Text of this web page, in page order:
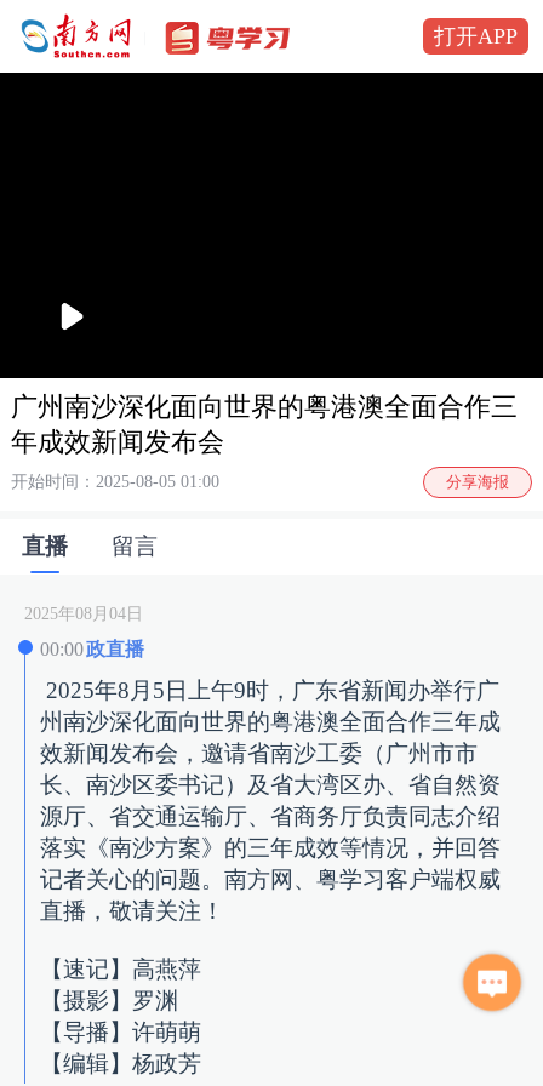
打开APP
播
广州南沙深化面向世界的粤港澳全面合作三
年成效新闻发布会
开始时间：2025-08-05 01:00 分享海报
直播 留言
2025年08月04日
00:00政直播
2025年8月5日上午9时，广东省新闻办举行广
州南沙深化面向世界的粤港澳全面合作三年成
效新闻发布会，邀请省南沙工委（广州市市
长、南沙区委书记）及省大湾区办、省自然资
源厅、省交通运输厅、省商务厅负责同志介绍
落实《南沙方案》的三年成效等情况，并回答
记者关心的问题。南方网、粤学习客户端权威
直播，敬请关注！
【速记】高燕萍
【摄影】罗渊
【导播】许萌萌
【编辑】杨政芳